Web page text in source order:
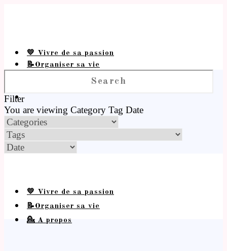
💛 Vivre de sa passion
📝Organiser sa vie
Filter
You are viewing Category Tag Date
💛 Vivre de sa passion
📝Organiser sa vie
💁 A propos